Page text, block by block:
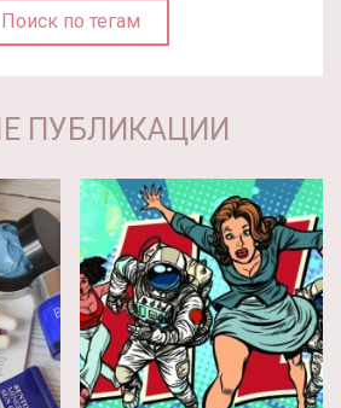
Поиск по тегам
ПУБЛИКАЦИИ